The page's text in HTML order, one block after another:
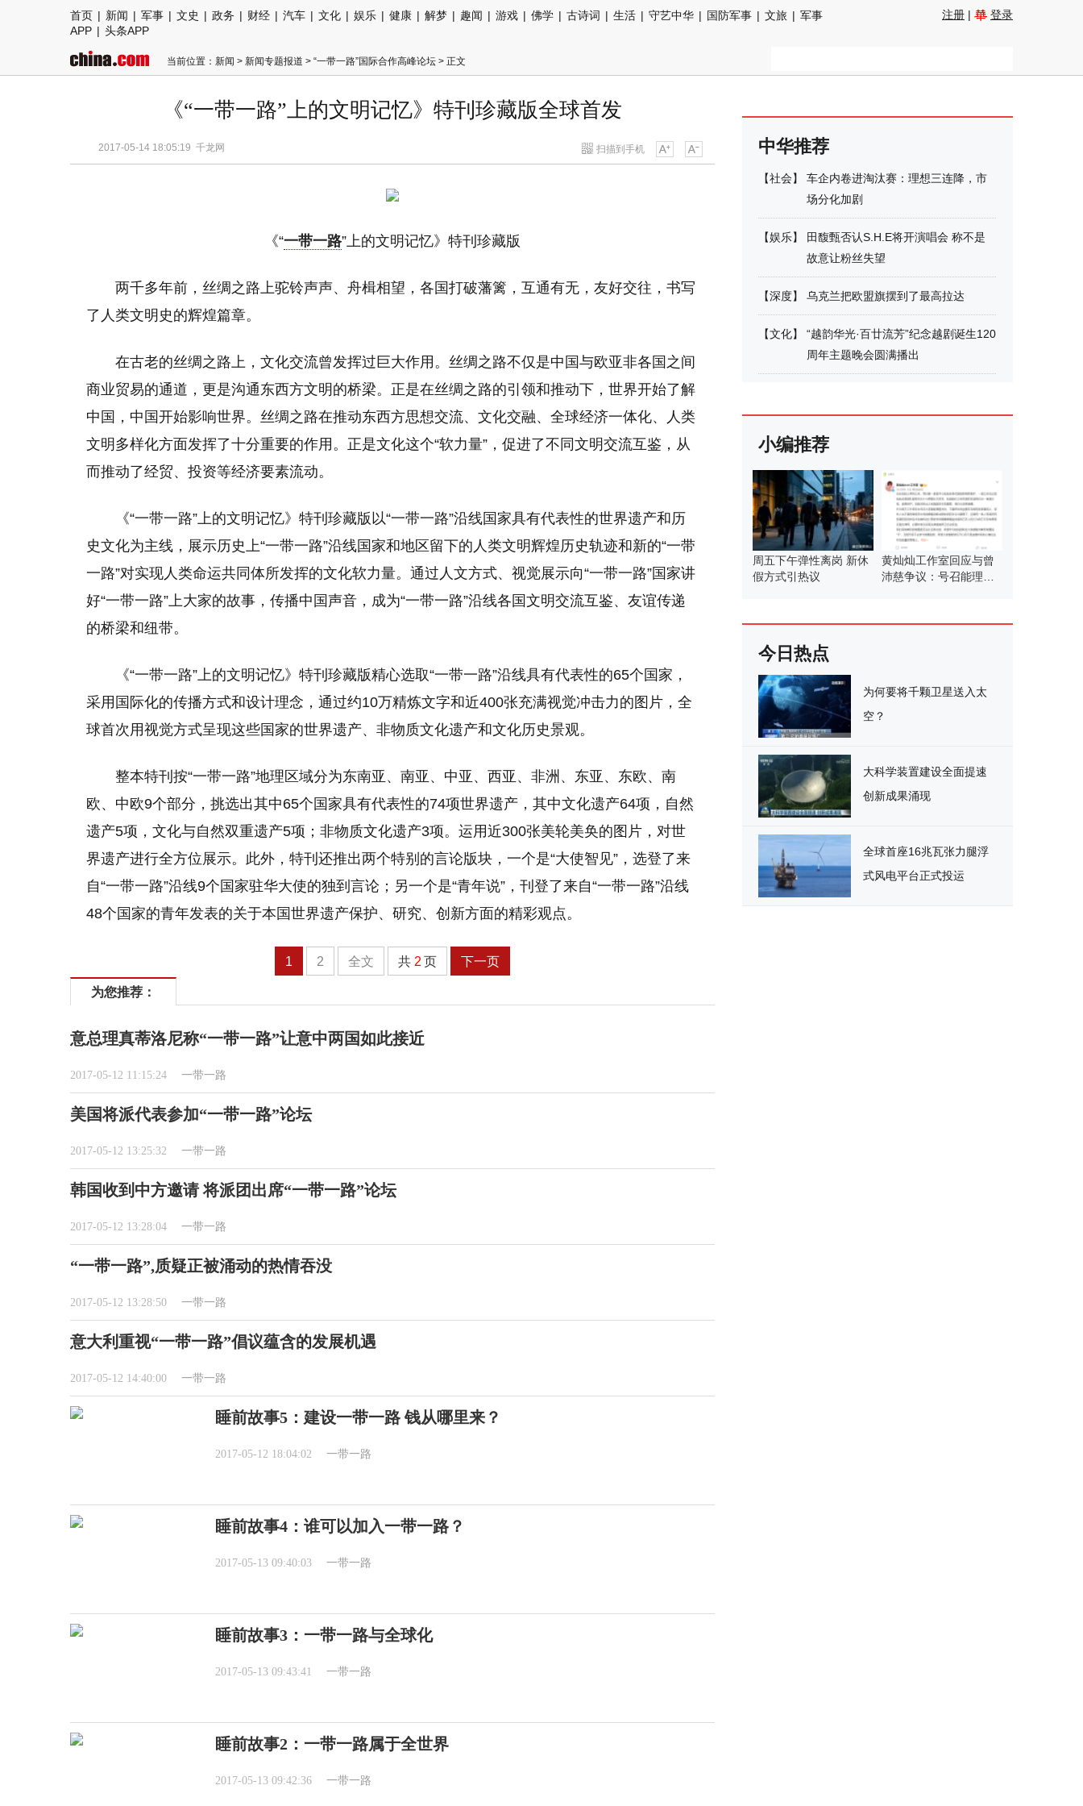
首页 | 新闻 | 军事 | 文史 | 政务 | 财经 | 汽车 | 文化 | 娱乐 | 健康 | 解梦 | 趣闻 | 游戏 | 佛学 | 古诗词 | 生活 | 守艺中华 | 国防军事 | 文旅 | 军事
APP | 头条APP
注册 | 登录
当前位置： 新闻 > 新闻专题报道 > “一带一路”国际合作高峰论坛 > 正文
《“一带一路”上的文明记忆》特刊珍藏版全球首发
扫描到手机
2017-05-14 18:05:19 千龙网
《“一带一路”上的文明记忆》特刊珍藏版
两千多年前，丝绸之路上驼铃声声、舟楫相望，各国打破藩篱，互通有无，友好交往，书写
了人类文明史的辉煌篇章。
在古老的丝绸之路上，文化交流曾发挥过巨大作用。丝绸之路不仅是中国与欧亚非各国之间
商业贸易的通道，更是沟通东西方文明的桥梁。正是在丝绸之路的引领和推动下，世界开始了解
中国，中国开始影响世界。丝绸之路在推动东西方思想交流、文化交融、全球经济一体化、人类
文明多样化方面发挥了十分重要的作用。正是文化这个“软力量”，促进了不同文明交流互鉴，从
而推动了经贸、投资等经济要素流动。
《“一带一路”上的文明记忆》特刊珍藏版以“一带一路”沿线国家具有代表性的世界遗产和历
史文化为主线，展示历史上“一带一路”沿线国家和地区留下的人类文明辉煌历史轨迹和新的“一带
一路”对实现人类命运共同体所发挥的文化软力量。通过人文方式、视觉展示向“一带一路”国家讲
好“一带一路”上大家的故事，传播中国声音，成为“一带一路”沿线各国文明交流互鉴、友谊传递
的桥梁和纽带。
《“一带一路”上的文明记忆》特刊珍藏版精心选取“一带一路”沿线具有代表性的65个国家，
采用国际化的传播方式和设计理念，通过约10万精炼文字和近400张充满视觉冲击力的图片，全
球首次用视觉方式呈现这些国家的世界遗产、非物质文化遗产和文化历史景观。
整本特刊按“一带一路”地理区域分为东南亚、南亚、中亚、西亚、非洲、东亚、东欧、南
欧、中欧9个部分，挑选出其中65个国家具有代表性的74项世界遗产，其中文化遗产64项，自然
遗产5项，文化与自然双重遗产5项；非物质文化遗产3项。运用近300张美轮美奂的图片，对世
界遗产进行全方位展示。此外，特刊还推出两个特别的言论版块，一个是“大使智见”，选登了来
自“一带一路”沿线9个国家驻华大使的独到言论；另一个是“青年说”，刊登了来自“一带一路”沿线
48个国家的青年发表的关于本国世界遗产保护、研究、创新方面的精彩观点。
1 2 全文 共 2 页 下一页
为您推荐：
意总理真蒂洛尼称“一带一路”让意中两国如此接近
2017-05-12 11:15:24 一带一路
美国将派代表参加“一带一路”论坛
2017-05-12 13:25:32 一带一路
韩国收到中方邀请 将派团出席“一带一路”论坛
2017-05-12 13:28:04 一带一路
“一带一路”,质疑正被涌动的热情吞没
2017-05-12 13:28:50 一带一路
意大利重视“一带一路”倡议蕴含的发展机遇
2017-05-12 14:40:00 一带一路
睡前故事5：建设一带一路 钱从哪里来？
2017-05-12 18:04:02 一带一路
睡前故事4：谁可以加入一带一路？
2017-05-13 09:40:03 一带一路
睡前故事3：一带一路与全球化
2017-05-13 09:43:41 一带一路
睡前故事2：一带一路属于全世界
2017-05-13 09:42:36 一带一路
中华推荐
【社会】
车企内卷进淘汰赛：理想三连降，市
场分化加剧
【娱乐】
田馥甄否认S.H.E将开演唱会 称不是
故意让粉丝失望
【深度】 乌克兰把欧盟旗摆到了最高拉达
【文化】
“越韵华光·百廿流芳”纪念越剧诞生120
周年主题晚会圆满播出
小编推荐
周五下午弹性离岗 新休
假方式引热议
黄灿灿工作室回应与曾
沛慈争议：号召能理智
今日热点
为何要将千颗卫星送入太
空？
大科学装置建设全面提速
创新成果涌现
全球首座16兆瓦张力腿浮
式风电平台正式投运